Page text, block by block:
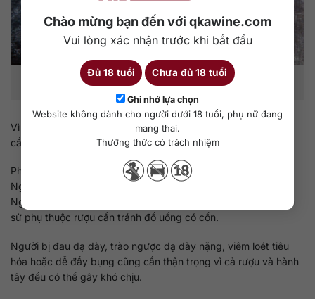
Chào mừng bạn đến với qkawine.com
Vui lòng xác nhận trước khi bắt đầu
Đủ 18 tuổi Chưa đủ 18 tuổi
Ghi nhớ lựa chọn
Website không dành cho người dưới 18 tuổi, phụ nữ đang
mang thai.
Thưởng thức có trách nhiệm
Một số nhóm sức khỏe nhạy cảm cần tránh món ngâm có chứa
rượu vang.
Vì công thức này có rượu vang, một số nhóm nên tránh hoặc
cần hỏi ý kiến bác sĩ trước khi dùng.
Phụ nữ mang thai hoặc đang cho con bú không nên sử dụng.
Người dưới tuổi được phép uống rượu cũng không nên dùng.
Người có bệnh gan, viêm gan, xơ gan, men gan cao hoặc tiền
sử phụ thuộc rượu cần tránh đồ uống có cồn.
Người bị đau dạ dày, trào ngược dạ dày nặng, viêm loét tiêu
hóa hoặc dễ đầy bụng cũng cần thận trọng vì cả rượu và hành
tây đều có thể gây khó chịu.